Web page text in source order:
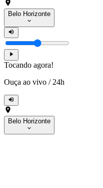
Belo Horizonte
Tocando agora!
Ouça ao vivo / 24h
Belo Horizonte